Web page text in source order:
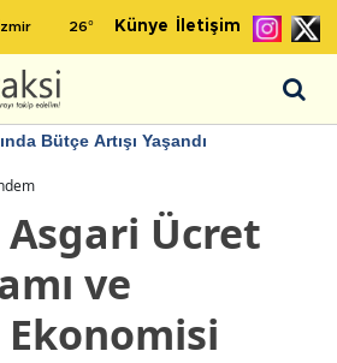
26° Künye İletişim
Bütçe Artışı Yaşandı
Asgari Ücret
ve
Ekonomisi